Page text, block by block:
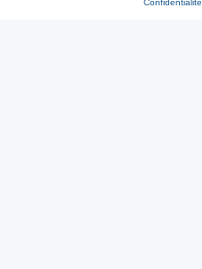
Confidentialité